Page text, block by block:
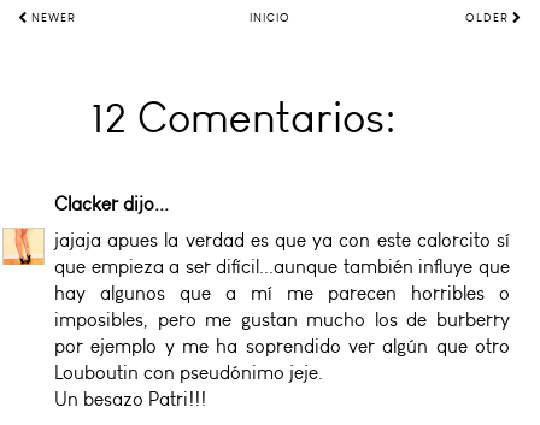
NEWER INICIO OLDER
12 Comentarios:
Clackerdijo...
jajaja apues la verdad es que ya con este calorcito sí
que empieza a ser difícil...aunque también influye que
hay algunos que a mí me parecen horribles o
imposibles, pero me gustan mucho los de burberry
por ejemplo y me ha soprendido ver algún que otro
Louboutin con pseudónimo jeje.
Un besazo Patri!!!